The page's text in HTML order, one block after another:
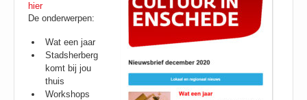
hier
De onderwerpen:
Wat een jaar
Stadsherberg
komt bij jou
thuis
Workshops